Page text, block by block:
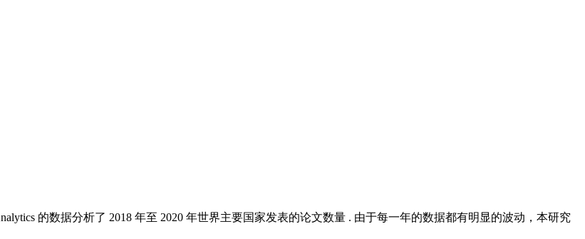
的数据分析了 2018 年至 2020 年世界主要国家发表的论文数量 . 由于每一年的数据都有明显的波动，本研究